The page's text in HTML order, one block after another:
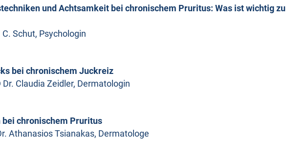
und Achtsamkeit bei chronischem Pruritus: Was ist wichtig zu
C. Schut, Psychologin
bei chronischem Juckreiz
Dr. Claudia Zeidler, Dermatologin
bei chronischem Pruritus
Athanasios Tsianakas, Dermatologe